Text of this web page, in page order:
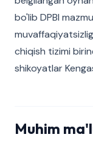
bo'lib DPBI
chiqish tizimi
shikoyatlar
Muhim